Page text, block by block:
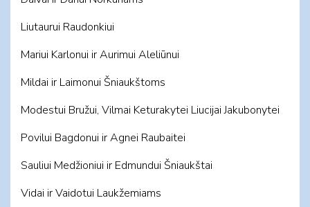
Liutaurui Raudonkiui
Mariui Karlonui ir Aurimui Aleliūnui
Mildai ir Laimonui Šniaukštoms
Modestui Bružui, Vilmai Keturakytei Liucijai Jakubonytei
Povilui Bagdonui ir Agnei Raubaitei
Sauliui Medžioniui ir Edmundui Šniaukštai
Vidai ir Vaidotui Laukžemiams